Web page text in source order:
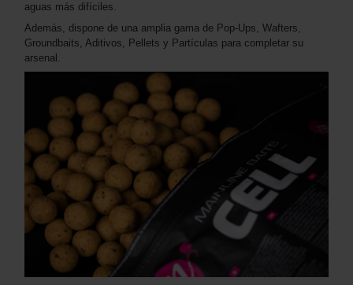
aguas más difíciles.
Además, dispone de una amplia gama de Pop-Ups, Wafters,
Groundbaits, Aditivos, Pellets y Partículas para completar su
arsenal.